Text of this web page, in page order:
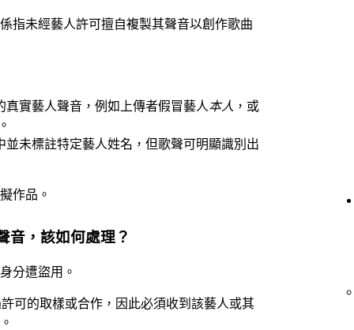
指未經藝人許可擅自複製其聲音以創作歌曲
實藝人聲音，例如上傳者假冒藝人本人 ，或
未標註特定藝人姓名，但歌聲可明顯識別出
作品。
音，該如何處理？
分遭盜用。
可的取樣或合作，因此必須收到該藝人或其